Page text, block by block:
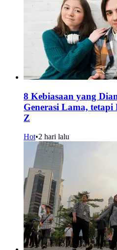
8 Kebiasaan yang
Generasi Lama,
Z
Hot•2 hari lalu